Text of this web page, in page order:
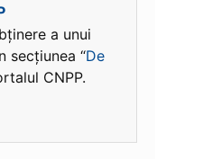
a unui
secțiunea “De
CNPP.